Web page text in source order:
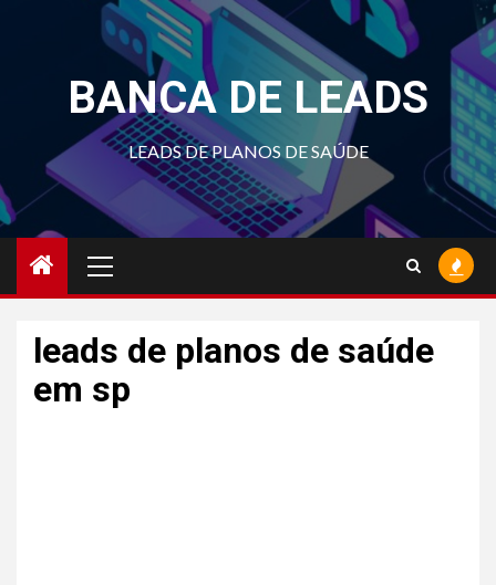
BANCA DE LEADS
LEADS DE PLANOS DE SAÚDE
Menu
leads de planos de saúde
em sp